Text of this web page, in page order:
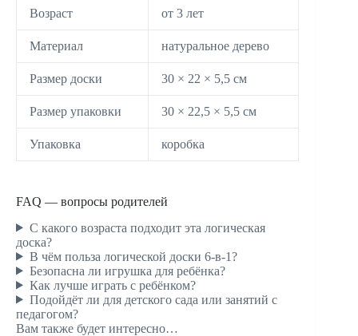
Возраст от 3 лет
Материал натуральное дерево
Размер доски 30 × 22 × 5,5 см
Размер упаковки 30 × 22,5 × 5,5 см
Упаковка коробка
FAQ — вопросы родителей
С какого возраста подходит эта логическая
доска?
В чём польза логической доски 6-в-1?
Безопасна ли игрушка для ребёнка?
Как лучше играть с ребёнком?
Подойдёт ли для детского сада или занятий с
педагогом?
Вам также будет интересно…